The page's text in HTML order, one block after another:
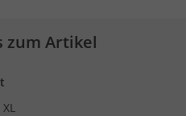
zum Artikel